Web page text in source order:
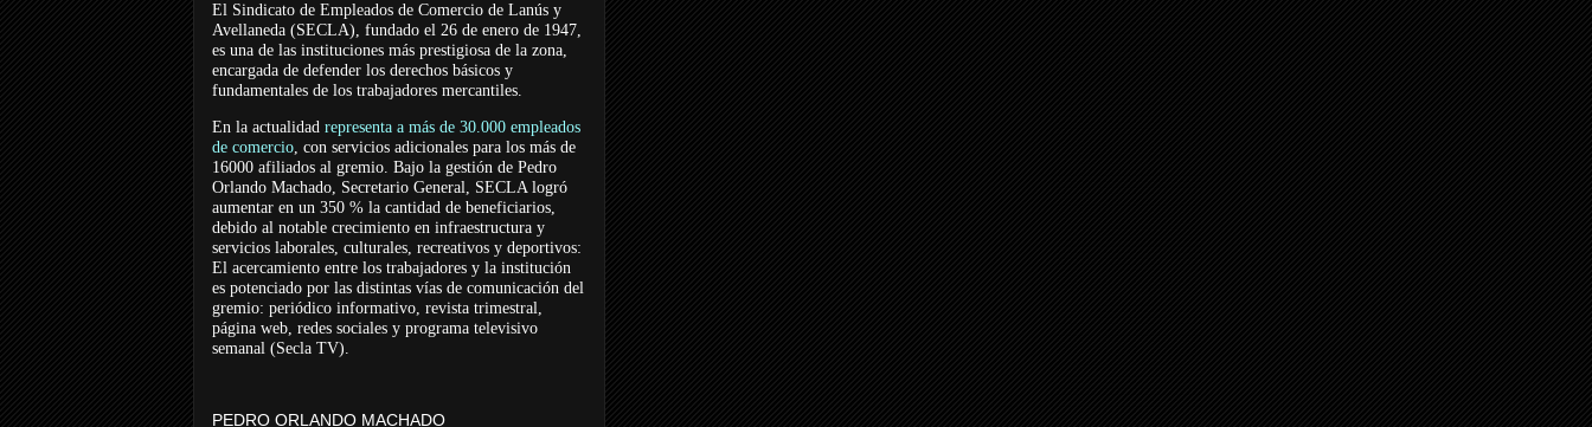
El Sindicato de Empleados de Comercio de Lanús y
Avellaneda (SECLA), fundado el 26 de enero de 1947,
es una de las instituciones más prestigiosa de la zona,
encargada de defender los derechos básicos y
fundamentales de los trabajadores mercantiles.
En la actualidad representa a más de 30.000 empleados
de comercio, con servicios adicionales para los más de
16000 afiliados al gremio. Bajo la gestión de Pedro
Orlando Machado, Secretario General, SECLA logró
aumentar en un 350 % la cantidad de beneficiarios,
debido al notable crecimiento en infraestructura y
servicios laborales, culturales, recreativos y deportivos:
El acercamiento entre los trabajadores y la institución
es potenciado por las distintas vías de comunicación del
gremio: periódico informativo, revista trimestral,
página web, redes sociales y programa televisivo
semanal (Secla TV).
PEDRO ORLANDO MACHADO